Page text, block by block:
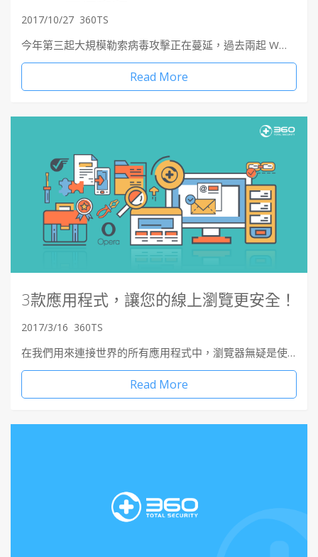
2017/10/27 360TS
今年第三起大規模勒索病毒攻擊正在蔓延，過去兩起 W…
Read More
3款應用程式，讓您的線上瀏覽更安全！
2017/3/16 360TS
在我們用來連接世界的所有應用程式中，瀏覽器無疑是使…
Read More